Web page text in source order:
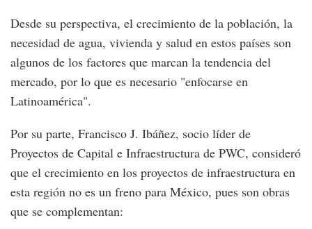
Desde su perspectiva, el crecimiento de la población, la
necesidad de agua, vivienda y salud en estos países son
algunos de los factores que marcan la tendencia del
mercado, por lo que es necesario "enfocarse en
Latinoamérica".
Por su parte, Francisco J. Ibáñez, socio líder de
Proyectos de Capital e Infraestructura de PWC, consideró
que el crecimiento en los proyectos de infraestructura en
esta región no es un freno para México, pues son obras
que se complementan: